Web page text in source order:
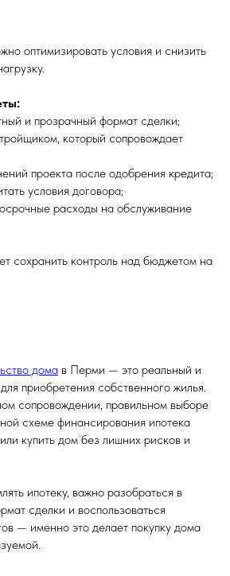
оптимизировать условия и снизить
и прозрачный формат сделки;
который сопровождает
проекта после одобрения кредита;
условия договора;
расходы на обслуживание
сохранить контроль над бюджетом на
дома в Перми — это реальный и
приобретения собственного жилья.
сопровождении, правильном выборе
схеме финансирования ипотека
купить дом без лишних рисков и
ипотеку, важно разобраться в
сделки и воспользоваться
— именно это делает покупку дома